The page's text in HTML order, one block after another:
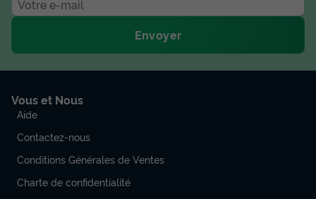
Envoyer
Vous et Nous
Aide
Contactez-nous
Conditions Générales de Ventes
Charte de confidentialité